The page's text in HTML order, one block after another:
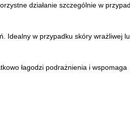
działanie szczególnie w
Idealny w przypadku skóry wrażliwej
łagodzi podrażnienia i wspomaga